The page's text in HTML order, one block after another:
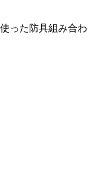
った防具組み合わ